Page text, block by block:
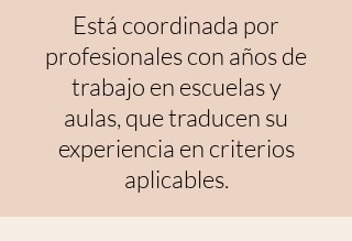
Está coordinada por
profesionales con años de
trabajo en escuelas y
aulas, que traducen su
experiencia en criterios
aplicables.